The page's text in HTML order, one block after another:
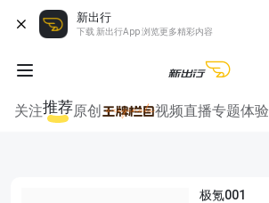
新出行
下载 新出行App 浏览更多精彩内容
关注推荐原创 视频直播专题体验
极氪001